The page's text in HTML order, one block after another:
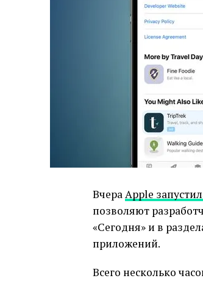
ВчераApple
позволяют
«Сегодня» и в
приложений.
Всего несколько